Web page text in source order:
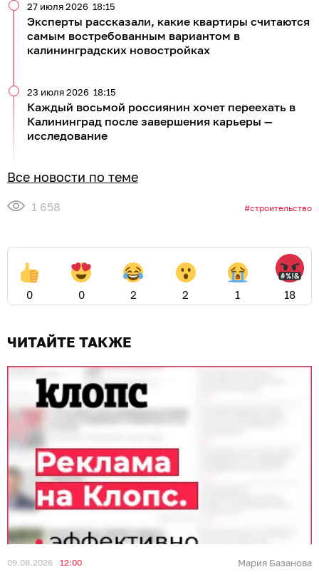
Эксперты рассказали, какие квартиры считаются
самым востребованным вариантом в
калининградских новостройках
27 июля 2026 18:15
Каждый восьмой россиянин хочет переехать в
Калининград после завершения карьеры —
исследование
23 июля 2026 18:15
Все новости по теме
1 658 строительство
0 0 2 2 1 18
ЧИТАЙТЕ ТАКЖЕ
09.08.2026 12:00 Мария Базанова